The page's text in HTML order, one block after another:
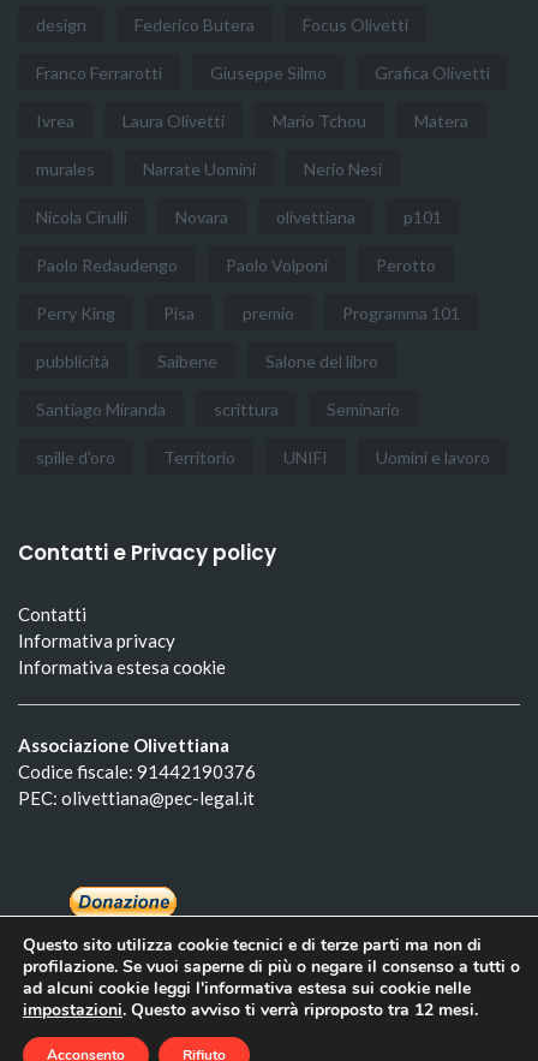
design Federico Butera Focus Olivetti
Franco Ferrarotti Giuseppe Silmo Grafica Olivetti
Ivrea Laura Olivetti Mario Tchou Matera
murales Narrate Uomini Nerio Nesi
Nicola Cirulli Novara olivettiana p101
Paolo Redaudengo Paolo Volponi Perotto
Perry King Pisa premio Programma 101
pubblicità Saibene Salone del libro
Santiago Miranda scrittura Seminario
spille d'oro Territorio UNIFI Uomini e lavoro
Contatti e Privacy policy
Contatti
Informativa privacy
Informativa estesa cookie
Associazione Olivettiana
Codice fiscale: 91442190376
PEC: olivettiana@pec-legal.it
Questo sito utilizza cookie tecnici e di terze parti ma non di
profilazione. Se vuoi saperne di più o negare il consenso a tutti o
ad alcuni cookie leggi l'informativa estesa sui cookie nelle
impostazioni. Questo avviso ti verrà riproposto tra 12 mesi.
Acconsento Rifiuto